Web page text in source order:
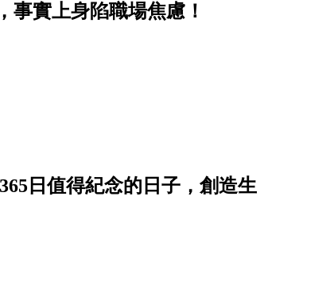
事實上身陷職場焦慮！
日值得紀念的日子，創造生